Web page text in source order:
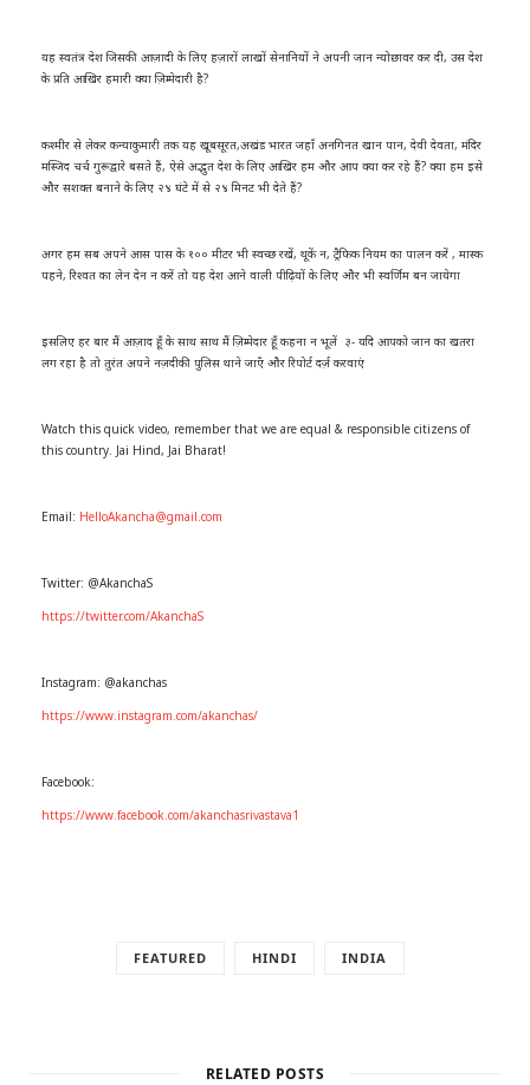
यह स्वतंत्र देश जिसकी आज़ादी के लिए हज़ारों लाखों सेनानियों ने अपनी जान न्योछावर कर दी, उस देश
के प्रति आखिर हमारी क्या ज़िम्मेदारी है?
कश्मीर से लेकर कन्याकुमारी तक यह खूबसूरत,अखंड भारत जहाँ अनगिनत खान पान, देवी देवता, मंदिर
मस्जिद चर्च गुरूद्वारे बसते हैं, ऐसे अद्भुत देश के लिए आखिर हम और आप क्या कर रहे हैं? क्या हम इसे
और सशक्त बनाने के लिए २४ घंटे में से २४ मिनट भी देते हैं?
अगर हम सब अपने आस पास के १०० मीटर भी स्वच्छ रखें, थूकें न, ट्रैफिक नियम का पालन करें , मास्क
पहने, रिश्वत का लेन देन न करें तो यह देश आने वाली पीढ़ियों के लिए और भी स्वर्णिम बन जायेगा
इसलिए हर बार मैं आज़ाद हूँ के साथ साथ मैं ज़िम्मेदार हूँ कहना न भूलें ३- यदि आपको जान का खतरा
लग रहा है तो तुरंत अपने नज़दीकी पुलिस थाने जाएँ और रिपोर्ट दर्ज़ करवाएं
Watch this quick video, remember that we are equal & responsible citizens of
this country. Jai Hind, Jai Bharat!
Email: HelloAkancha@gmail.com
Twitter: @AkanchaS
https://twitter.com/AkanchaS
Instagram: @akanchas
https://www.instagram.com/akanchas/
Facebook:
https://www.facebook.com/akanchasrivastava1
FEATURED HINDI INDIA
RELATED POSTS